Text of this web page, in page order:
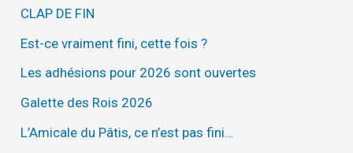
CLAP DE FIN
Est-ce vraiment fini, cette fois ?
Les adhésions pour 2026 sont ouvertes
Galette des Rois 2026
L’Amicale du Pâtis, ce n’est pas fini…